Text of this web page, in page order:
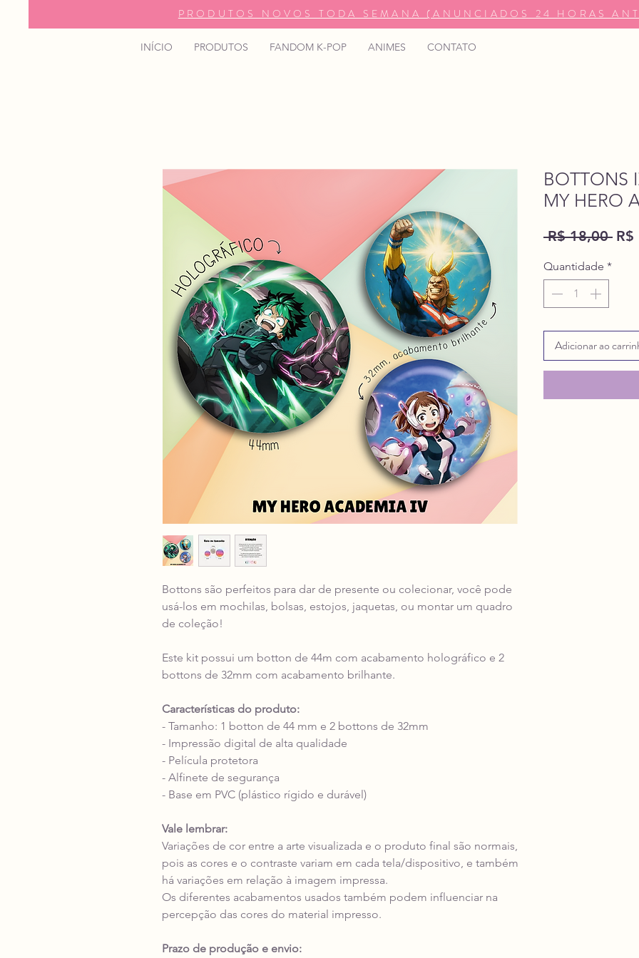
PRODUTOS NOVOS TODA SEMANA (ANUNCIADOS 24 HORAS
INÍCIO PRODUTOS FANDOM K-POP ANIMES CONTATO
Bottons são perfeitos para dar de presente ou colecionar, você pode
usá-los em mochilas, bolsas, estojos, jaquetas, ou montar um quadro
de coleção!
Este kit possui um botton de 44m com acabamento holográfico e 2
bottons de 32mm com acabamento brilhante.
Características do produto:
- Tamanho: 1 botton de 44 mm e 2 bottons de 32mm
- Impressão digital de alta qualidade
- Película protetora
- Alfinete de segurança
- Base em PVC (plástico rígido e durável)
Vale lembrar:
Variações de cor entre a arte visualizada e o produto final são normais,
pois as cores e o contraste variam em cada tela/dispositivo, e também
há variações em relação à imagem impressa.
Os diferentes acabamentos usados também podem influenciar na
percepção das cores do material impresso.
Prazo de produção e envio:
BOTTONS
MY HERO
R$ 18,00 R$
Quantidade *
Adicionar ao